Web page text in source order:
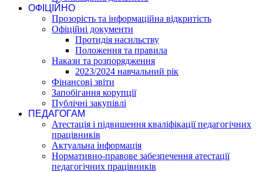
ОФІЦІЙНО
Прозорість та інформаційна відкритість
Офіційні документи
Протидія насильству
Положення та правила
Накази та розпорядження
2023/2024 навчальний рік
Фінансові звіти
Запобігання корупції
Публічні закупівлі
ПЕДАГОГАМ
Атестація і підвишення кваліфікації педагогічних
працівників
Актуальна інформація
Нормативно-правове забезпечення атестації
педагогічних працівників